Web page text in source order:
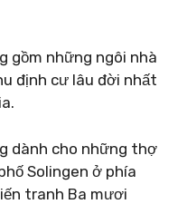
gồm những ngôi nhà
định cư lâu đời nhất
dành cho những thợ
Solingen ở phía
tranh Ba mươi